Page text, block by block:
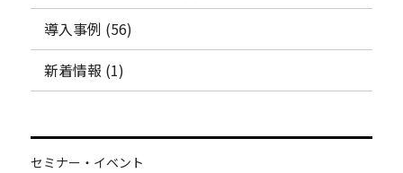
導入事例 (56)
新着情報 (1)
セミナー・イベント